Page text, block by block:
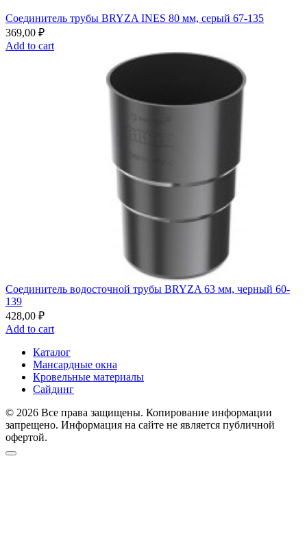
Соединитель трубы BRYZA INES 80 мм, серый 67-135
369,00 ₽
Add to cart
Соединитель водосточной трубы BRYZA 63 мм, черный 60-
139
428,00 ₽
Add to cart
Каталог
Мансардные окна
Кровельные материалы
Сайдинг
© 2026 Все права защищены. Копирование информации
запрещено. Информация на сайте не является публичной
офертой.